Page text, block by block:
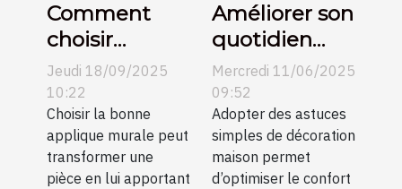
Comment
choisir
l’applique
murale
parfaite pour
votre espace
?
Jeudi 18/09/2025
10:22
Choisir la bonne
applique murale peut
transformer une
pièce en lui apportant
Améliorer son
quotidien
avec des
astuces
simples de
décoration
maison
Mercredi 11/06/2025
09:52
Adopter des astuces
simples de décoration
maison permet
d’optimiser le confort